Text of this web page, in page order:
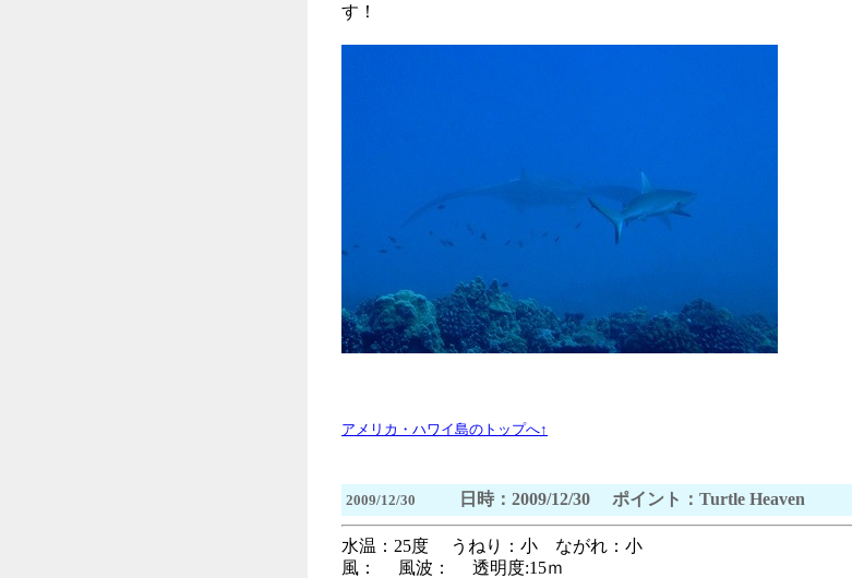
す！
アメリカ・ハワイ島のトップへ↑
2009/12/30 日時：2009/12/30 ポイント：Turtle Heaven
水温：25度 うねり：小 ながれ：小
風： 風波： 透明度:15ｍ